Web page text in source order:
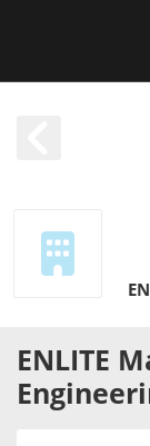
ENLITE